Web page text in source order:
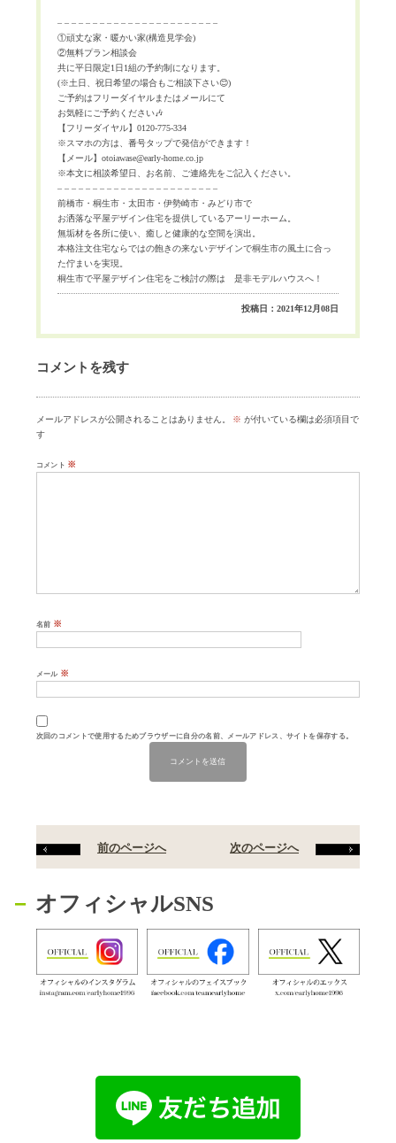
– – – – – – – – – – – – – – – – – – – – – – –
①頑丈な家・暖かい家(構造見学会)
②無料プラン相談会
共に平日限定1日 1組の予約制になります。
(※土日、祝日希望の場合もご相談下さい😊)
ご予約はフリーダイヤルまたはメールにて
お気軽にご予約ください🎶
【フリーダイヤル】0120-775-334
※スマホの方は、番号タップで発信ができます！
【メール】otoiawase@early-home.co.jp
※本文に相談希望日、お名前、ご連絡先をご記入ください。
– – – – – – – – – – – – – – – – – – – – – – –
前橋市・桐生市・太田市・伊勢崎市・みどり市で
お洒落な平屋デザイン住宅を提供しているアーリーホーム。
無垢材を各所に使い、癒しと健康的な空間を演出。
本格注文住宅ならではの飽きの来ないデザインで桐生市の風土に合っ
た佇まいを実現。
桐生市で平屋デザイン住宅をご検討の際は 是非モデルハウスへ！
投稿日：2021年12月08日
コメントを残す
メールアドレスが公開されることはありません。 ※ が付いている欄は必須項目で
す
コメント ※
名前 ※
メール ※
次回のコメントで使用するためブラウザーに自分の名前、メールアドレス、サイトを保存する。
次のページへ
前のページへ
オフィシャルSNS